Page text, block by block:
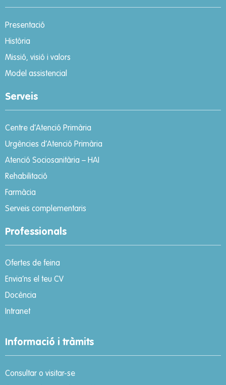
Presentació
Història
Missió, visió i valors
Model assistencial
Serveis
Centre d’Atenció Primària
Urgències d’Atenció Primària
Atenció Sociosanitària – HAI
Rehabilitació
Farmàcia
Serveis complementaris
Professionals
Ofertes de feina
Envia’ns el teu CV
Docència
Intranet
Informació i tràmits
Consultar o visitar-se